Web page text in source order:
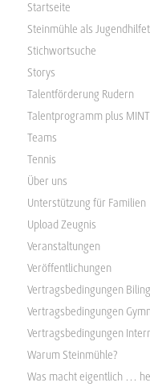
Startseite
Steinmühle als
Stichwortsuche
Storys
Talentförderung Rudern
Talentprogramm plus MINT
Teams
Tennis
Über uns
Unterstützung für Familien
Upload Zeugnis
Veranstaltungen
Veröffentlichungen
Vertragsbedingungen
Vertragsbedingungen
Vertragsbedingungen
Warum Steinmühle?
Was macht eigentlich …